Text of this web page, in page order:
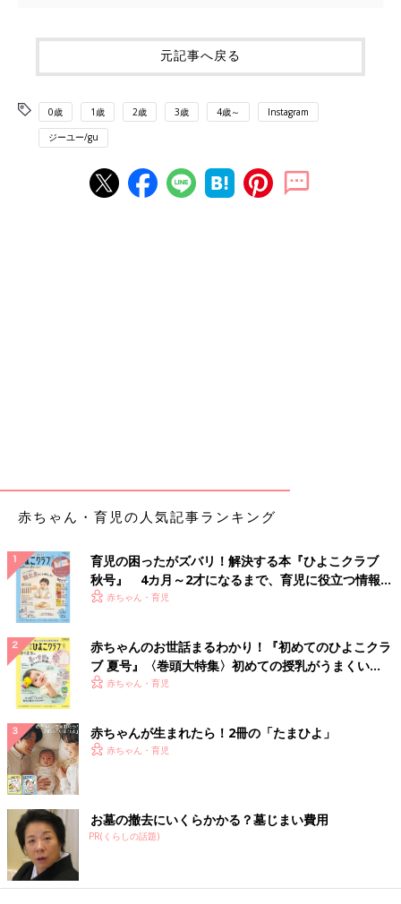
元記事へ戻る
0歳 1歳 2歳 3歳 4歳～ Instagram
ジーユー/gu
赤ちゃん・育児の人気記事ランキング
育児の困ったがズバリ！解決する本『ひよこクラブ
秋号』 4カ月～2才になるまで、育児に役立つ情報が
いっぱい！
赤ちゃん・育児
赤ちゃんのお世話まるわかり！『初めてのひよこクラ
ブ 夏号』〈巻頭大特集〉初めての授乳がうまくい
く！ おっぱい・ミルクの基本と夏のトラブル 解決テ
赤ちゃん・育児
赤ちゃんが生まれたら！2冊の「たまひよ」
赤ちゃん・育児
お墓の撤去にいくらかかる？墓じまい費用
PR(くらしの話題)